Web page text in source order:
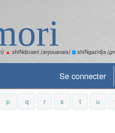
▲ shiNdzuani (anjouanais) shiNgazidja
Se connecter
p q r s t u